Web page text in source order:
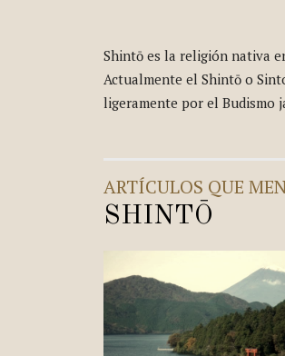
Shintō es la religión nativa
Actualmente el Shintō o
ligeramente por el Budismo
ARTÍCULOS QUE
SHINTŌ